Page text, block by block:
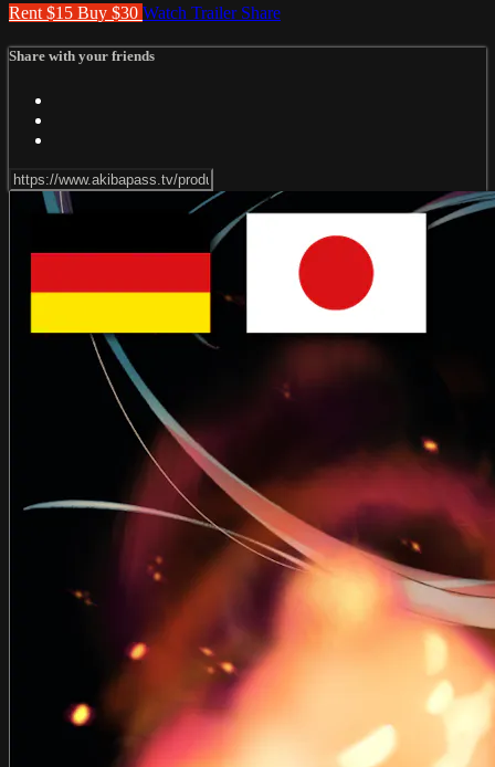
Rent $15 Buy $30 Watch Trailer Share
Share with your friends